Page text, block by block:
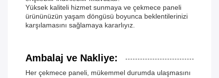
Yüksek kaliteli hizmet sunmaya ve çekmece paneli
ürününüzün yaşam döngüsü boyunca beklentilerinizi
karşılamasını sağlamaya kararlıyız.
Ambalaj ve Nakliye:
Her çekmece paneli, mükemmel durumda ulaşmasını